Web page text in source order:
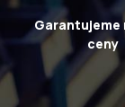
Garantujeme
ceny